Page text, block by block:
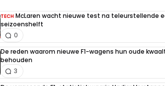
TECH McLaren wacht nieuwe test na teleurstellende
seizoenshelft
0
De reden waarom nieuwe F1-wagens hun oude
behouden
3